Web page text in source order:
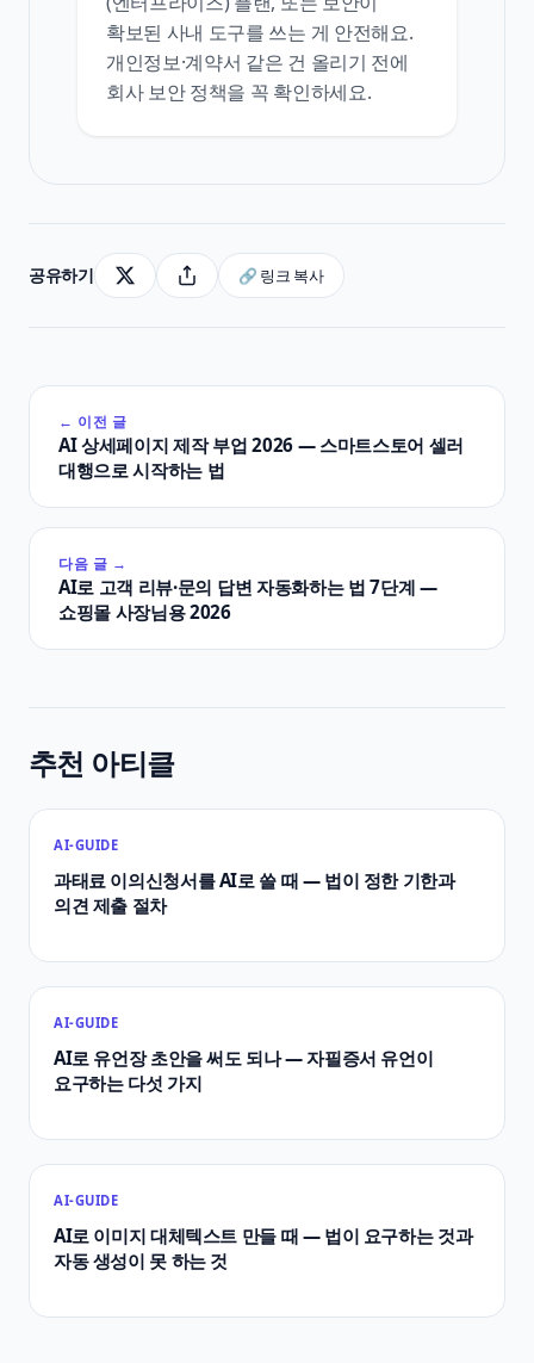
확보된 사내 도구를 쓰는 게 안전해요.
개인정보·계약서 같은 건 올리기 전에
회사 보안 정책을 꼭 확인하세요.
공유하기 🔗 링크 복사
← 이전 글
AI 상세페이지 제작 부업 2026 — 스마트스토어 셀러
대행으로 시작하는 법
다음 글 →
AI로 고객 리뷰·문의 답변 자동화하는 법 7단계 —
쇼핑몰 사장님용 2026
추천 아티클
AI-GUIDE
과태료 이의신청서를 AI로 쓸 때 — 법이 정한 기한과
의견 제출 절차
AI-GUIDE
AI로 유언장 초안을 써도 되나 — 자필증서 유언이
요구하는 다섯 가지
AI-GUIDE
AI로 이미지 대체텍스트 만들 때 — 법이 요구하는 것과
자동 생성이 못 하는 것